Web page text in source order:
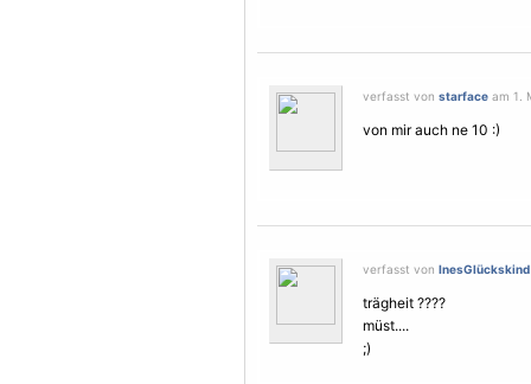
verfasst von starface am 1.
von mir auch ne 10 :)
verfasst von InesGlückskind
trägheit ????
müst....
;)